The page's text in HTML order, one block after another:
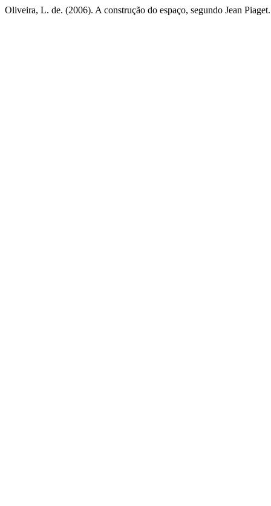
Oliveira, L. de. (2006). A construção do espaço, segundo Jean